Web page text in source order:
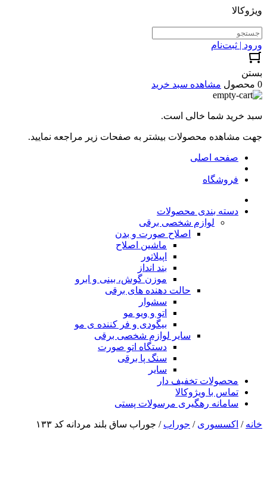
ویژوکالا
ورود | ثبت‌نام
بستن
0 محصول
مشاهده سبد خرید
سبد خرید شما خالی است.
جهت مشاهده محصولات بیشتر به صفحات زیر مراجعه نمایید.
صفحه اصلی
فروشگاه
دسته بندی محصولات
لوازم شخصی برقی
اصلاح صورت و بدن
ماشین اصلاح
اپیلاتور
بند انداز
موزن گوش، بینی و ابرو
حالت دهنده های برقی
سشوار
اتو و ویو مو
بیگودی و فر کننده ی مو
سایر لوازم شخصی برقی
دستگاه اتو صورت
سنگ پا برقی
سایر
محصولات تخفیف دار
تماس با ویژوکالا
سامانه رهگیری مرسولات پستی
خانه / اکسسوری / جوراب / جوراب ساق بلند مردانه کد ۱۳۳